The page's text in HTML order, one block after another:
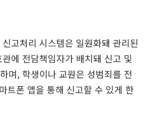
고처리 시스템은 일원화돼 관리된
에 전담책임자가 배치돼 신고 및
며, 학생이나 교원은 성범죄를 전
트폰 앱을 통해 신고할 수 있게 한